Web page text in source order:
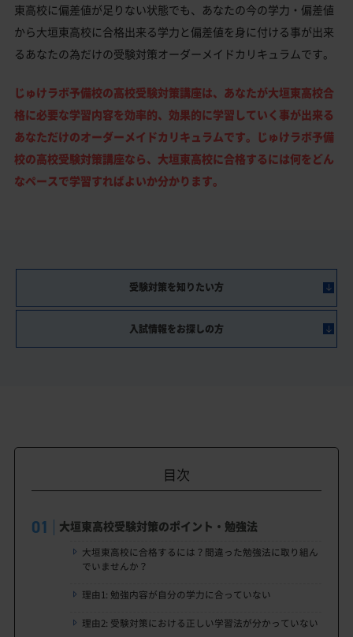
東高校に偏差値が足りない状態でも、あなたの今の学力・偏差値
から大垣東高校に合格出来る学力と偏差値を身に付ける事が出来
るあなたの為だけの受験対策オーダーメイドカリキュラムです。
じゅけラボ予備校の高校受験対策講座は、あなたが大垣東高校合
格に必要な学習内容を効率的、効果的に学習していく事が出来る
あなただけのオーダーメイドカリキュラムです。じゅけラボ予備
校の高校受験対策講座なら、大垣東高校に合格するには何をどん
なペースで学習すればよいか分かります。
受験対策を知りたい方
入試情報をお探しの方
目次
大垣東高校受験対策のポイント・勉強法
大垣東高校に合格するには？間違った勉強法に取り組ん
でいませんか？
理由1: 勉強内容が自分の学力に合っていない
理由2: 受験対策における正しい学習法が分かっていない